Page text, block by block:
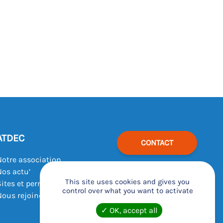
association
actu’
et permanences
rejoindre
CONTACT
This site uses cookies and gives you
control over what you want to activate
OK, accept all